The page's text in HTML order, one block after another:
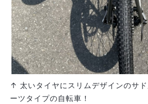
↑ 太いタイヤにスリムデザインのサ
ーツタイプの自転車！